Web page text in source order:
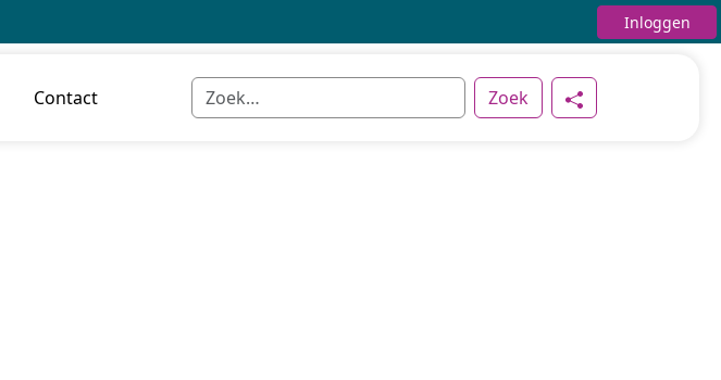
Inloggen
Contact Zoek